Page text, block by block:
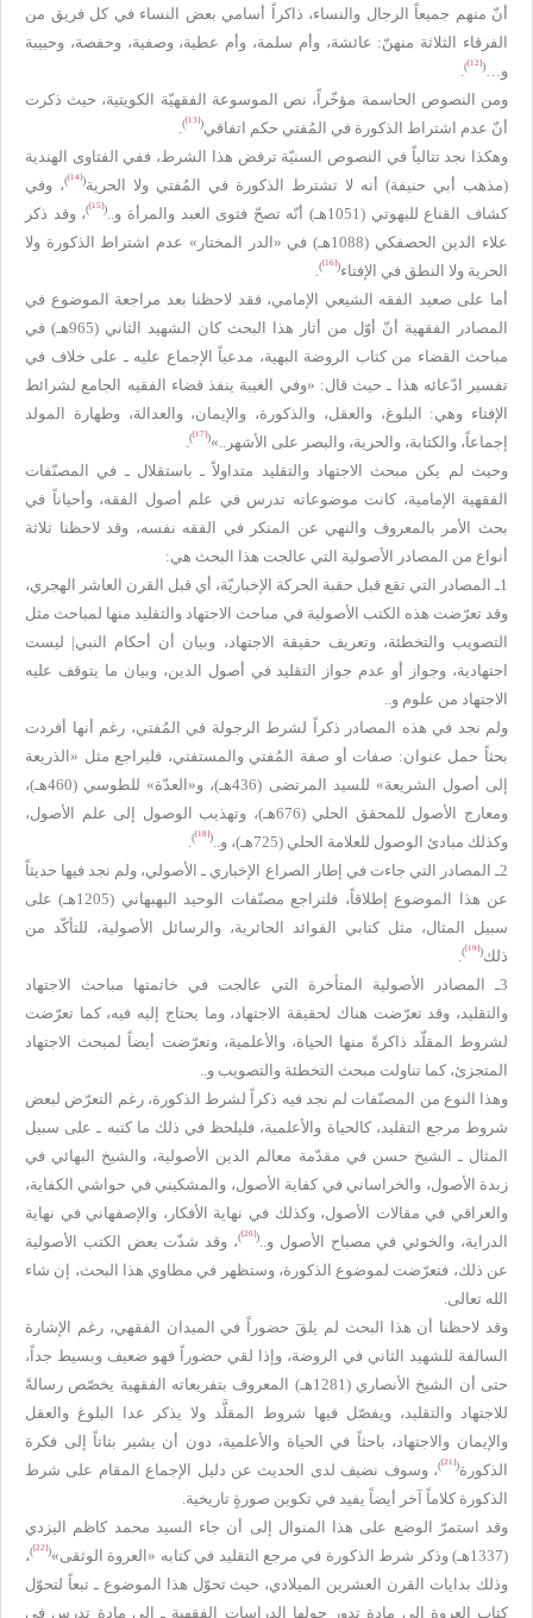
أنّ منهم جميعاً الرجال والنساء، ذاكراً أسامي بعض النساء في كل فريق من
الفرقاء الثلاثة منهنّ: عائشة، وأم سلمة، وأم عطية، وصفية، وحفصة، وحبيبة
و…
(
[12]
)
ومن النصوص الحاسمة مؤخّراً، نص الموسوعة الفقهيّة الكويتية، حيث ذكرت
أنّ عدم اشتراط الذكورة في المُفتي حكم اتفاقي(
[13]
)
وهكذا نجد تتالياً في النصوص السنيّة ترفض هذا الشرط، ففي الفتاوى الهندية
(مذهب أبي حنيفة) أنه لا تشترط الذكورة في المُفتي ولا الحرية(
[14]
)، وفي
كشاف القناع للبهوتي (1051هـ) أنّه تصحّ فتوى العبد والمرأة و..
(
[15]
)، وقد ذكر
علاء الدين الحصفكي (1088هـ) في «الدر المختار» عدم اشتراط الذكورة ولا
الحرية ولا النطق في الإفتاء(
[16]
)
أما على صعيد الفقه الشيعي الإمامي، فقد لاحظنا بعد مراجعة الموضوع في
المصادر الفقهية أنّ أوّل من أثار هذا البحث كان الشهيد الثاني (965هـ) في
مباحث القضاء من كتاب الروضة البهية، مدعياً الإجماع عليه ـ على خلاف في
تفسير ادّعائه هذا ـ حيث قال: «وفي الغيبة ينفذ قضاء الفقيه الجامع لشرائط
الإفتاء وهي: البلوغ، والعقل، والذكورة، والإيمان، والعدالة، وطهارة المولد
إجماعاً، والكتابة، والحرية، والبصر على الأشهر..»(
[17]
)
وحيث لم يكن مبحث الاجتهاد والتقليد متداولاً ـ باستقلال ـ في المصنّفات
الفقهية الإمامية، كانت موضوعاته تدرس في علم أصول الفقه، وأحياناً في
بحث الأمر بالمعروف والنهي عن المنكر في الفقه نفسه، وقد لاحظنا ثلاثة
أنواع من المصادر الأصولية التي عالجت هذا البحث هي:
1ـ المصادر التي تقع قبل حقبة الحركة الإخباريّة، أي قبل القرن العاشر الهجري،
وقد تعرّضت هذه الكتب الأصولية في مباحث الاجتهاد والتقليد منها لمباحث مثل
التصويب والتخطئة، وتعريف حقيقة الاجتهاد، وبيان أن أحكام النبي| ليست
اجتهادية، وجواز أو عدم جواز التقليد في أصول الدين، وبيان ما يتوقف عليه
الاجتهاد من علوم و..
ولم نجد في هذه المصادر ذكراً لشرط الرجولة في المُفتي، رغم أنها أفردت
بحثاً حمل عنوان: صفات أو صفة المُفتي والمستفتي، فليراجع مثل «الذريعة
إلى أصول الشريعة» للسيد المرتضى (436هـ)، و«العدّة» للطوسي (460هـ)،
ومعارج الأصول للمحقق الحلي (676هـ)، وتهذيب الوصول إلى علم الأصول،
وكذلك مبادئ الوصول للعلامة الحلي (725هـ)، و..
(
[18]
)
2ـ المصادر التي جاءت في إطار الصراع الإخباري ـ الأصولي، ولم نجد فيها حديثاً
عن هذا الموضوع إطلاقاً، فلتراجع مصنّفات الوحيد البهبهاني (1205هـ) على
سبيل المثال، مثل كتابي الفوائد الحائرية، والرسائل الأصولية، للتأكّد من
ذلك(
[19]
)
3ـ المصادر الأصولية المتأخرة التي عالجت في خاتمتها مباحث الاجتهاد
والتقليد، وقد تعرّضت هناك لحقيقة الاجتهاد، وما يحتاج إليه فيه، كما تعرّضت
لشروط المقلّد ذاكرةً منها الحياة، والأعلمية، وتعرّضت أيضاً لمبحث الاجتهاد
المتجزئ، كما تناولت مبحث التخطئة والتصويب و..
وهذا النوع من المصنّفات لم نجد فيه ذكراً لشرط الذكورة، رغم التعرّض لبعض
شروط مرجع التقليد، كالحياة والأعلمية، فليلحظ في ذلك ما كتبه ـ على سبيل
المثال ـ الشيخ حسن في مقدّمة معالم الدين الأصولية، والشيخ البهائي في
زبدة الأصول، والخراساني في كفاية الأصول، والمشكيني في حواشي الكفاية،
والعراقي في مقالات الأصول، وكذلك في نهاية الأفكار، والإصفهاني في نهاية
الدراية، والخوئي في مصباح الأصول و..
(
[20]
)، وقد شذّت بعض الكتب الأصولية
عن ذلك، فتعرّضت لموضوع الذكورة، وستظهر في مطاوي هذا البحث، إن شاء
الله تعالى.
وقد لاحظنا أن هذا البحث لم يلقَ حضوراً في الميدان الفقهي، رغم الإشارة
السالفة للشهيد الثاني في الروضة، وإذا لقي حضوراً فهو ضعيف وبسيط جداً،
حتى أن الشيخ الأنصاري (1281هـ) المعروف بتفريعاته الفقهية يخصّص رسالةً
للاجتهاد والتقليد، ويفصّل فيها شروط المقلَّد ولا يذكر عدا البلوغ والعقل
والإيمان والاجتهاد، باحثاً في الحياة والأعلمية، دون أن يشير بتاتاً إلى فكرة
الذكورة(
[21]
)، وسوف نضيف لدى الحديث عن دليل الإجماع المقام على شرط
الذكورة كلاماً آخر أيضاً يفيد في تكوين صورةٍ تاريخية.
وقد استمرّ الوضع على هذا المنوال إلى أن جاء السيد محمد كاظم اليزدي
(1337هـ) وذكر شرط الذكورة في مرجع التقليد في كتابه «العروة الوثقى»
(
[22]
)،
وذلك بدايات القرن العشرين الميلادي، حيث تحوّل هذا الموضوع ـ تبعاً لتحوّل
كتاب العروة إلى مادة تدور حولها الدراسات الفقهية ـ إلى مادة تدرس في